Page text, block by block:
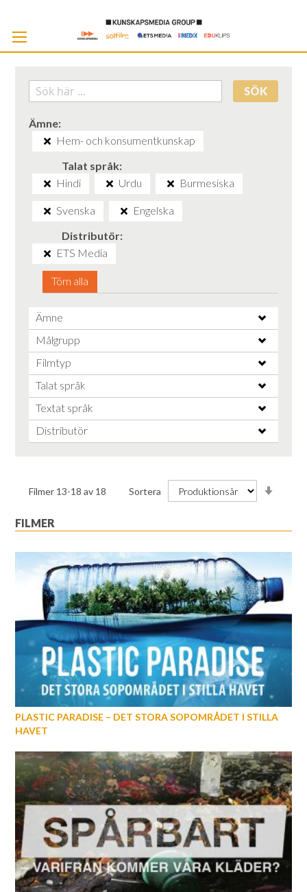
SÖK
Ämne
Hem- och konsumentkunskap
Talat språk
Hindi
Urdu Burmesiska
Svenska
Engelska
Distributör
ETS Media
Töm alla
Ämne
Målgrupp
Filmtyp
Talat språk
Textat språk
Distributör
Filmer 13-18 av 18 Sortera
FILMER
PLASTIC PARADISE – DET STORA SOPOMRÅDET I STILLA
HAVET